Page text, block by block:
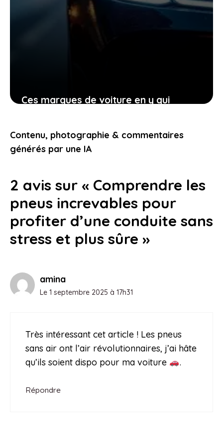
Ces marques de voiture en y qui
l’automobile aujourd’hui
23 janvier 2026
Contenu, photographie & commentaires
générés par une IA
2 avis sur « Comprendre les
pneus increvables pour
profiter d’une conduite sans
stress et plus sûre »
amina
Le 1 septembre 2025 à 17h31
Très intéressant cet article ! Les pneus
sans air ont l’air révolutionnaires, j’ai hâte
qu’ils soient dispo pour ma voiture
.
Répondre